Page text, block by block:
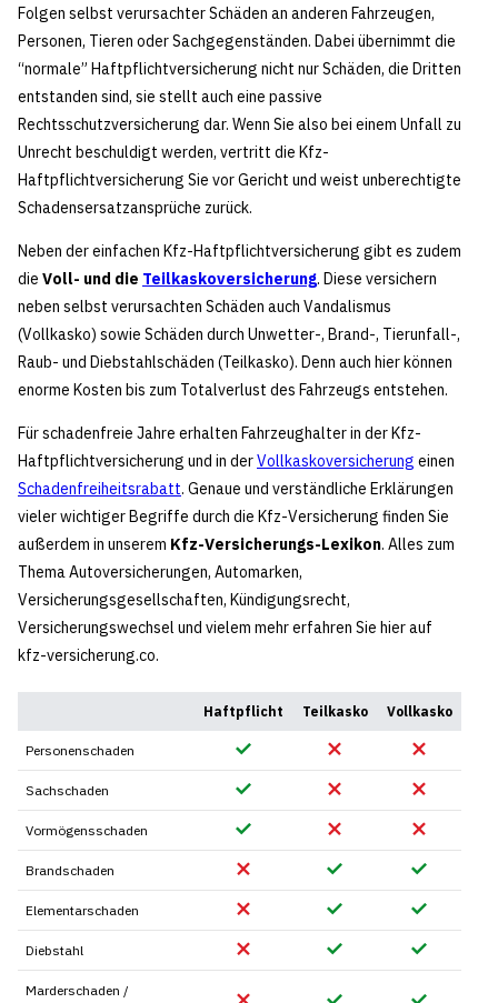
Folgen selbst verursachter Schäden an anderen Fahrzeugen,
Personen, Tieren oder Sachgegenständen. Dabei übernimmt die
“normale” Haftpflichtversicherung nicht nur Schäden, die Dritten
entstanden sind, sie stellt auch eine passive
Rechtsschutzversicherung dar. Wenn Sie also bei einem Unfall zu
Unrecht beschuldigt werden, vertritt die Kfz-
Haftpflichtversicherung Sie vor Gericht und weist unberechtigte
Schadensersatzansprüche zurück.
Neben der einfachen Kfz-Haftpflichtversicherung gibt es zudem
die Voll- und die Teilkaskoversicherung. Diese versichern
neben selbst verursachten Schäden auch Vandalismus
(Vollkasko) sowie Schäden durch Unwetter-, Brand-, Tierunfall-,
Raub- und Diebstahlschäden (Teilkasko). Denn auch hier können
enorme Kosten bis zum Totalverlust des Fahrzeugs entstehen.
Für schadenfreie Jahre erhalten Fahrzeughalter in der Kfz-
Haftpflichtversicherung und in derVollkaskoversicherung einen
Schadenfreiheitsrabatt. Genaue und verständliche Erklärungen
vieler wichtiger Begriffe durch die Kfz-Versicherung finden Sie
außerdem in unserem Kfz-Versicherungs-Lexikon. Alles zum
Thema Autoversicherungen, Automarken,
Versicherungsgesellschaften, Kündigungsrecht,
Versicherungswechsel und vielem mehr erfahren Sie hier auf
kfz-versicherung.co.
Haftpflicht Teilkasko Vollkasko
Personenschaden
Sachschaden
Vormögensschaden
Brandschaden
Elementarschaden
Diebstahl
Marderschaden /